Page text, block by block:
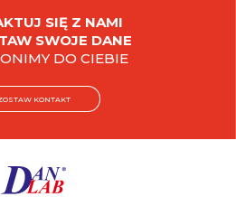
SIĘ Z NAMI
SWOJE DANE
DO CIEBIE
KONTAKT